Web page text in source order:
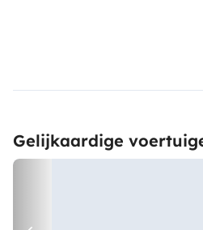
Gelijkaardige